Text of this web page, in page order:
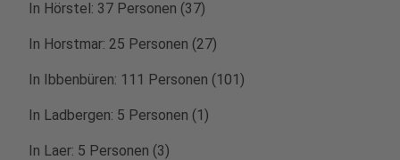
In Hörstel: 37 Personen (37)
In Horstmar: 25 Personen (27)
In Ibbenbüren: 111 Personen (101)
In Ladbergen: 5 Personen (1)
In Laer: 5 Personen (3)